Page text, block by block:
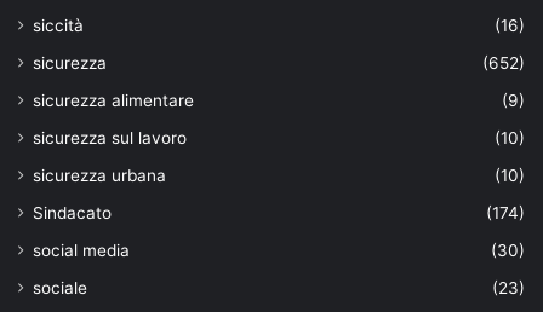
siccità
(16)
sicurezza
(652)
sicurezza alimentare
(9)
sicurezza sul lavoro
(10)
sicurezza urbana
(10)
Sindacato
(174)
social media
(30)
sociale
(23)